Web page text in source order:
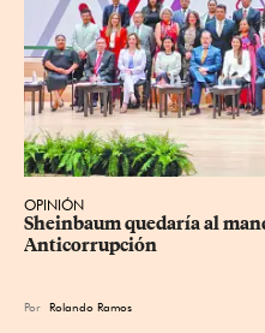
OPINIÓN
Sheinbaum quedaría al
Anticorrupción
Por Rolando Ramos